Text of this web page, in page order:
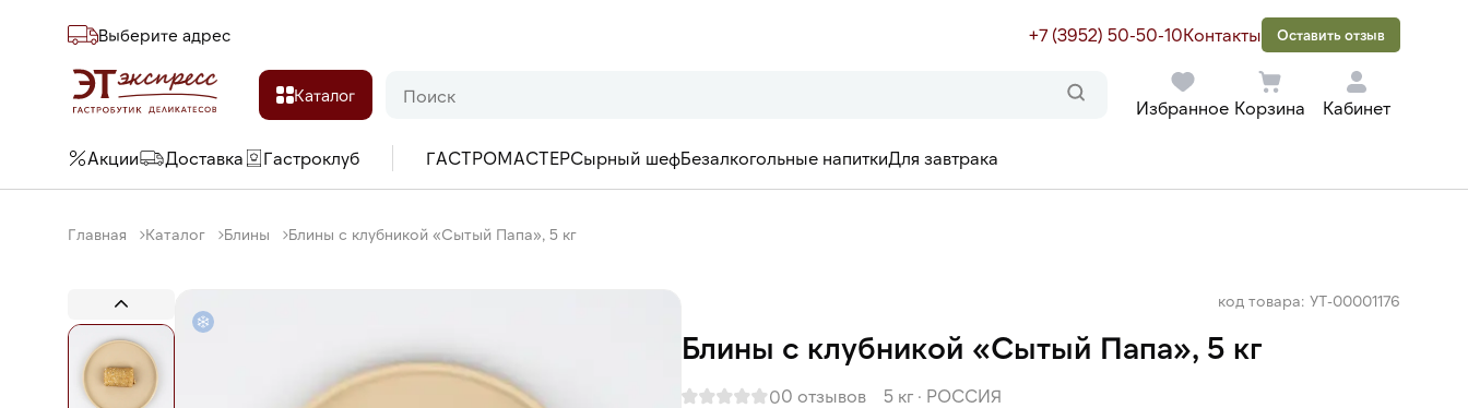
Выберите адреc +7 (3952) 50-50-10Контакты Оставить отзыв
Каталог
Избранное Корзина Кабинет
Акции Доставка Гастроклуб ГАСТРОМАСТЕРСырный шефБезалкогольные напиткиДля завтрака
Главная Каталог Блины Блины с клубникой «Сытый Папа», 5 кг
код товара: УТ-00001176
Блины с клубникой «Сытый Папа», 5 кг
00 отзывов 5 кг · РОССИЯ